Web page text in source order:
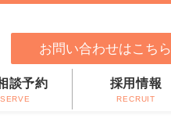
お問い合わせはこちら
談予約 採用情報
RECRUIT